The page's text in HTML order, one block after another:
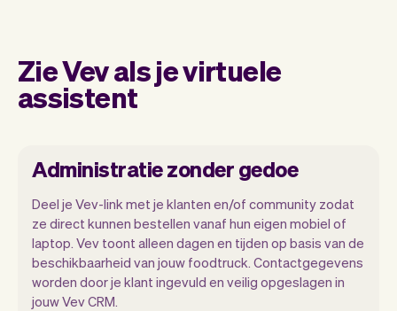
Zie Vev als je virtuele
assistent
Administratie zonder gedoe
Deel je Vev-link met je klanten en/of community zodat
ze direct kunnen bestellen vanaf hun eigen mobiel of
laptop. Vev toont alleen dagen en tijden op basis van de
beschikbaarheid van jouw foodtruck. Contactgegevens
worden door je klant ingevuld en veilig opgeslagen in
jouw Vev CRM.
Wij willen dat jij je kunt focussen op je
talent. Vev zorgt voor alle randzaken.